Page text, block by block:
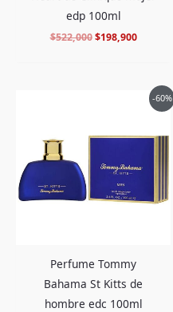
edp 100ml
$522,000 $198,900
-60%
Perfume Tommy
Bahama St Kitts de
hombre edc 100ml
era:
precio
es: